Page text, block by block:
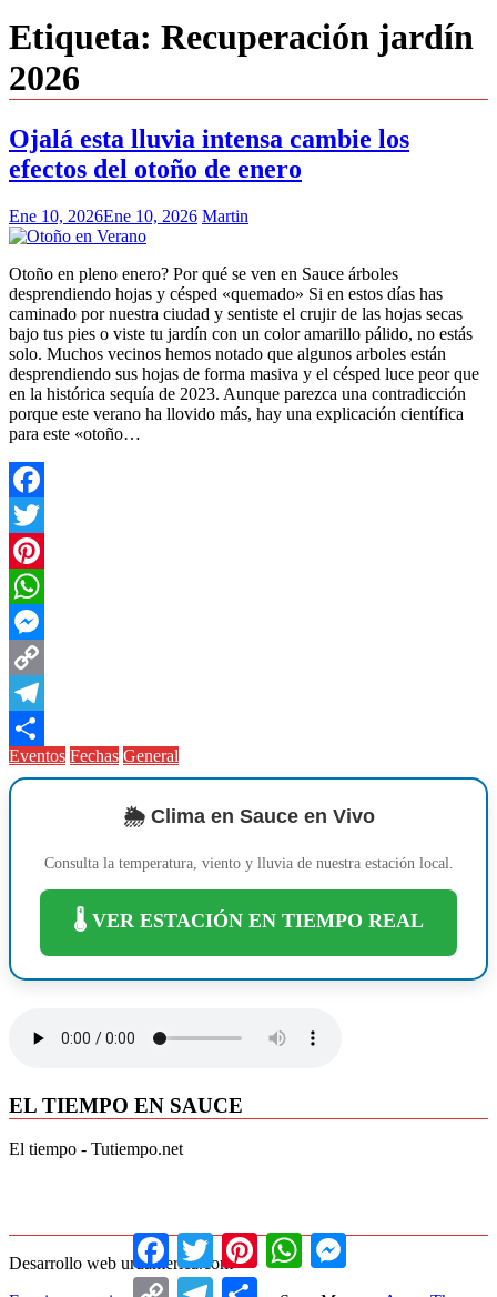
Etiqueta: Recuperación jardín
2026
Ojalá esta lluvia intensa cambie los
efectos del otoño de enero
Ene 10, 2026Ene 10, 2026 Martin
Otoño en pleno enero? Por qué se ven en Sauce árboles
desprendiendo hojas y césped «quemado» Si en estos días has
caminado por nuestra ciudad y sentiste el crujir de las hojas secas
bajo tus pies o viste tu jardín con un color amarillo pálido, no estás
solo. Muchos vecinos hemos notado que algunos arboles están
desprendiendo sus hojas de forma masiva y el césped luce peor que
en la histórica sequía de 2023. Aunque parezca una contradicción
porque este verano ha llovido más, hay una explicación científica
para este «otoño…
Facebook
Twitter
Pinterest
WhatsApp
Messenger
Copy
Link
Telegram
Compartir
Eventos Fechas General
🌦️ Clima en Sauce en Vivo
Consulta la temperatura, viento y lluvia de nuestra estación local.
🌡️ VER ESTACIÓN EN TIEMPO REAL
EL TIEMPO EN SAUCE
El tiempo - Tutiempo.net
Desarrollo web uruamerica.com
FacebookTwitterPinterestWhatsAppMessenger
Copy
Telegram